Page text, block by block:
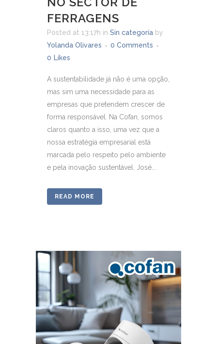
FERRAGENS
Posted at 13:17h in Sin categoría by
Yolanda Olivares
0 Comments
0 Likes
A sustentabilidade já não é uma opção,
mas sim uma necessidade para as
empresas que pretendem crescer de
forma responsável. Na Cofan, somos
claros quanto a isso, uma vez que a
nossa estratégia empresarial está
marcada pelo respeito pelo ambiente
e pela inovação sustentável. José...
READ MORE